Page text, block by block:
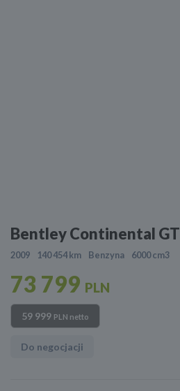
Bentley Continental GT
2009 140 454 km Benzyna 6000 cm3
73 799 PLN
59 999 PLN netto
Do negocjacji